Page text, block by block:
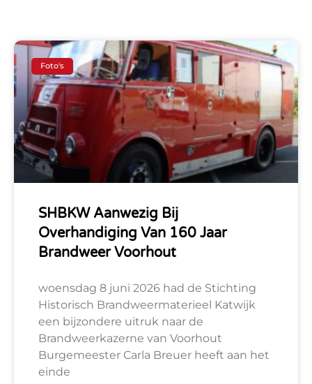
Foto's
SHBKW Aanwezig Bij
Overhandiging Van 160 Jaar
Brandweer Voorhout
woensdag 8 juni 2026 had de Stichting
Historisch Brandweermaterieel Katwijk
een bijzondere uitruk naar de
Brandweerkazerne van Voorhout
Burgemeester Carla Breuer heeft aan het
einde